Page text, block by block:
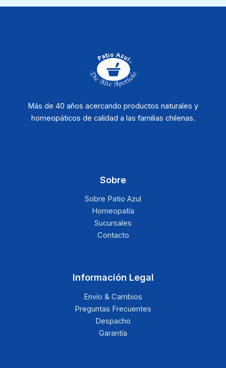
Más de 40 años acercando productos naturales y
homeopáticos de calidad a las familias chilenas.
Sobre
Sobre Patio Azul
Homeopatía
Sucursales
Contacto
Información Legal
Envío & Cambios
Preguntas Frecuentes
Despacho
Garantía